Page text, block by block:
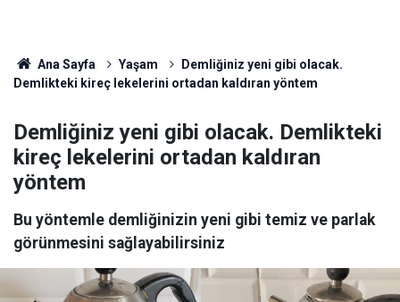
Ana Sayfa Yaşam
Demliğiniz yeni gibi olacak.
Demlikteki kireç lekelerini ortadan kaldıran yöntem
Demliğiniz yeni gibi olacak. Demlikteki
kireç lekelerini ortadan kaldıran
yöntem
Bu yöntemle demliğinizin yeni gibi temiz ve parlak
görünmesini sağlayabilirsiniz